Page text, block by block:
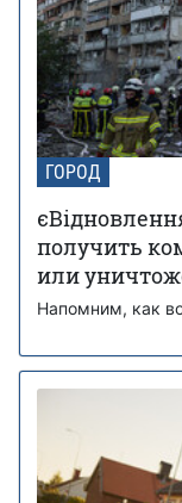
ГОРОД
получить
или
Напомним, как